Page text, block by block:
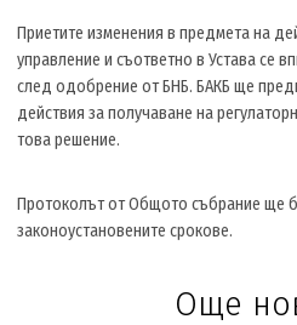
Приетите изменения в предмета на
управление и съответно в Устава се
след одобрение от БНБ. БАКБ ще
действия за получаване на
това решение.
Протоколът от Общото събрание ще
законоустановените срокове.
Още